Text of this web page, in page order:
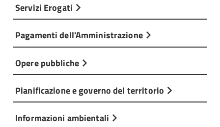
Servizi Erogati
Pagamenti dell'Amministrazione
Opere pubbliche
Pianificazione e governo del territorio
Informazioni ambientali